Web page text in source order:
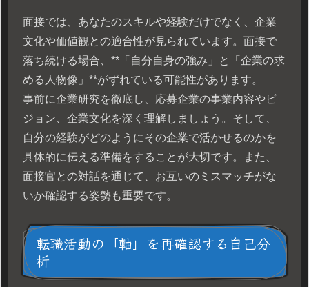
面接では、あなたのスキルや経験だけでなく、企業
文化や価値観との適合性が見られています。面接で
落ち続ける場合、**「自分自身の強み」と「企業の求
める人物像」**がずれている可能性があります。
事前に企業研究を徹底し、応募企業の事業内容やビ
ジョン、企業文化を深く理解しましょう。そして、
自分の経験がどのようにその企業で活かせるのかを
具体的に伝える準備をすることが大切です。また、
面接官との対話を通じて、お互いのミスマッチがな
いか確認する姿勢も重要です。
転職活動の「軸」を再確認する自己分
析